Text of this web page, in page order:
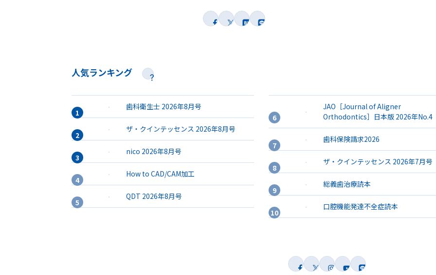
人気ランキング
歯科衛生士 2026年8月号
ザ・クインテッセンス 2026年8月号
nico 2026年8月号
How to CAD/CAM加工
QDT 2026年8月号
JAO［Journal of Aligner
Orthodontics］日本版 2026年No.4
歯科保険請求2026
ザ・クインテッセンス 2026年7月号
総義歯治療読本
口腔機能発達不全症読本